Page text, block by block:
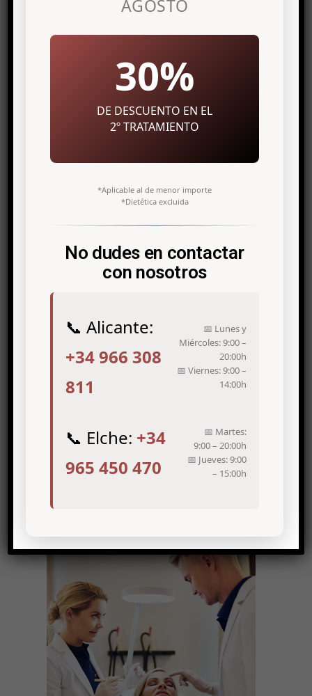
24/02/2020
TAGS: Sculpting
Related posts
AGOSTO
30%
DE DESCUENTO EN EL
2º TRATAMIENTO
*Aplicable al de menor importe
*Dietética excluida
No dudes en contactar
con nosotros
📞 Alicante:
+34 966 308
811
📅 Lunes y
Miércoles: 9:00 –
20:00h
📅 Viernes: 9:00 –
14:00h
📞 Elche: +34
965 450 470
📅 Martes:
9:00 – 20:00h
📅 Jueves: 9:00
– 15:00h